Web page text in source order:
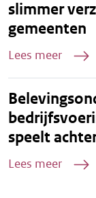
slimmer
gemeenten
Lees meer
speelt
Lees meer